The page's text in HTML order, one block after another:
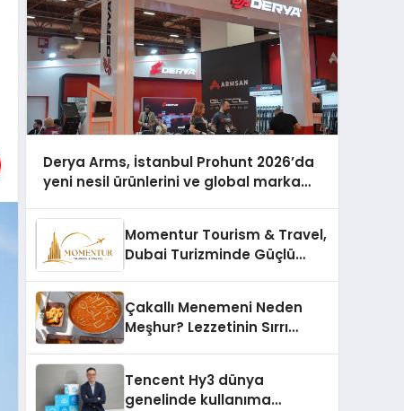
Derya Arms, İstanbul Prohunt 2026’da
yeni nesil ürünlerini ve global marka
Momentur Tourism & Travel,
Dubai Turizminde Güçlü
Çakallı Menemeni Neden
Meşhur? Lezzetinin Sırrı
Tencent Hy3 dünya
genelinde kullanıma